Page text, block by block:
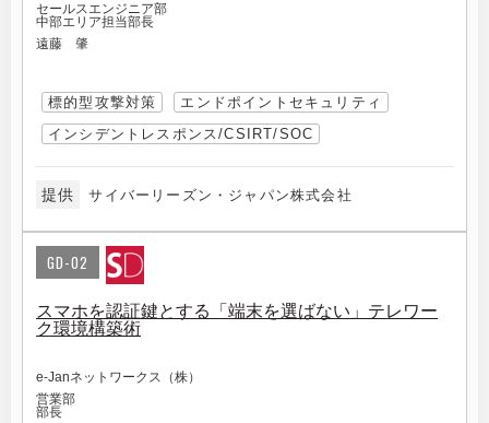
セールスエンジニア部
中部エリア担当部長
遠藤 肇
標的型攻撃対策
エンドポイントセキュリティ
インシデントレスポンス/CSIRT/SOC
提供 サイバーリーズン・ジャパン株式会社
GD-02
スマホを認証鍵とする「端末を選ばない」テレワー
ク環境構築術
e-Janネットワークス（株）
営業部
部長